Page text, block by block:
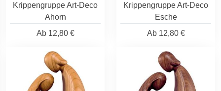
Krippengruppe Art-Deco
Ahorn
Ab12,80 €
Krippengruppe Art-Deco
Esche
Ab12,80 €